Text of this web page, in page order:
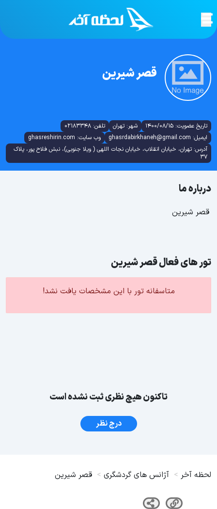
قصر شیرین
تاریخ عضویت: 1400/08/15 شهر: تهران
تلفن: 02183348
ایمیل: ghasrdabirkhaneh@gmail.com
وب سایت: ghasreshirin.com
آدرس: تهران، خیابان انقلاب، خیابان نجات اللهی ( ویلا جنوبی)، نبش فلاح پور، پلاک
37
درباره ما
قصر شیرین
تور های فعال قصر شیرین
متاسفانه تور با این مشخصات یافت نشد!
تاکنون هیچ نظری ثبت نشده است
درج نظر
لحظه آخر آژانس های گردشگری قصر شیرین